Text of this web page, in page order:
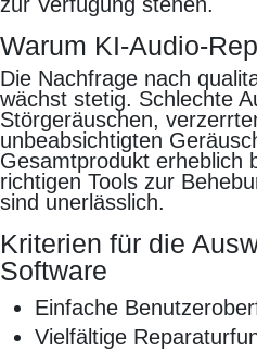
Warum KI-Audio-
Die Nachfrage nach
wächst stetig. Schlechte
Störgeräuschen,
unbeabsichtigten
Gesamtprodukt erheblich
richtigen Tools zur
sind unerlässlich.
Kriterien für die
Software
Einfache
Vielfältige